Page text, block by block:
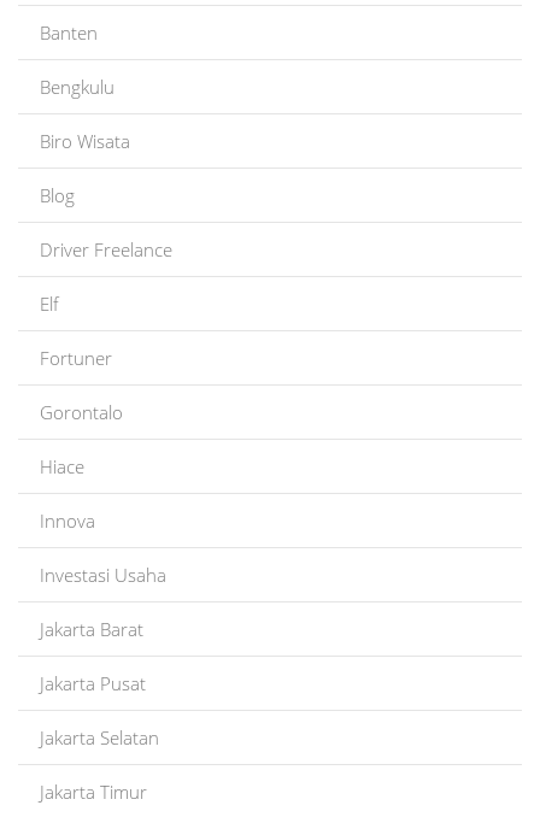
Banten
Bengkulu
Biro Wisata
Blog
Driver Freelance
Elf
Fortuner
Gorontalo
Hiace
Innova
Investasi Usaha
Jakarta Barat
Jakarta Pusat
Jakarta Selatan
Jakarta Timur